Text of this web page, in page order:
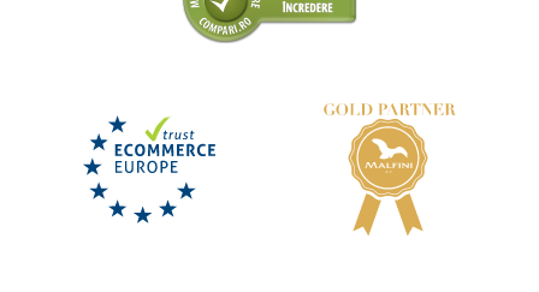
Pantaloni de lucru albi pentru bărbați JN3004